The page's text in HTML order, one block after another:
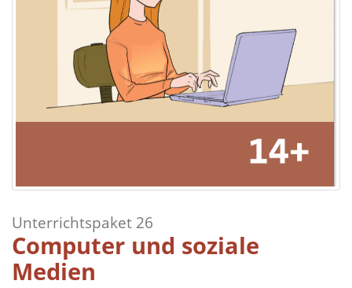
Unterrichtspaket 26
Computer und soziale
Medien